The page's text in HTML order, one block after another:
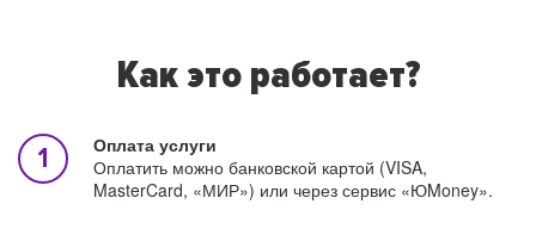
Как это работает?
Оплата услуги
Оплатить можно банковской картой (VISA,
MasterCard, «МИР») или через сервис «ЮMoney».